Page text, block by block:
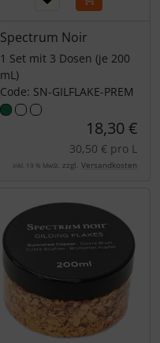
Spectrum Noir
1 Set mit 3 Dosen (je 200
mL)
Code: SN-GILFLAKE-PREM
18,30 €
30,50 € pro L
inkl. 19 % MwSt. zzgl. Versandkosten